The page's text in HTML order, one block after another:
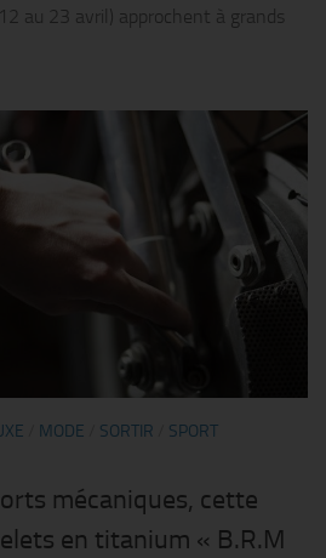
au 23 avril) approchent à grands
MODE SORTIR
SPORT
mécaniques, cette
en titanium « B.R.M